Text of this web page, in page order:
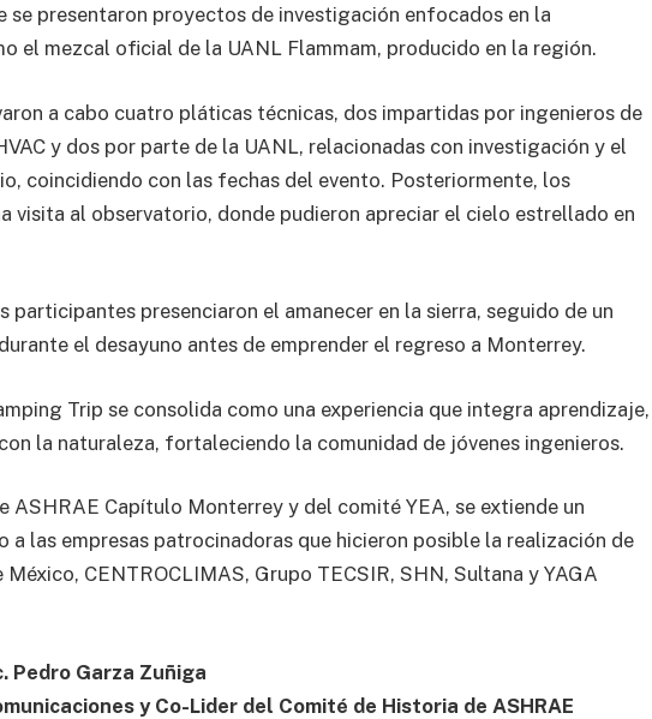
se presentaron proyectos de investigación enfocados en la
el mezcal oficial de la UANL Flammam, producido en la región.
a cabo cuatro pláticas técnicas, dos impartidas por ingenieros de
y dos por parte de la UANL, relacionadas con investigación y el
coincidiendo con las fechas del evento. Posteriormente, los
visita al observatorio, donde pudieron apreciar el cielo estrellado en
participantes presenciaron el amanecer en la sierra, seguido de un
el desayuno antes de emprender el regreso a Monterrey.
Trip se consolida como una experiencia que integra aprendizaje,
la naturaleza, fortaleciendo la comunidad de jóvenes ingenieros.
ASHRAE Capítulo Monterrey y del comité YEA, se extiende un
a las empresas patrocinadoras que hicieron posible la realización de
CENTROCLIMAS, Grupo TECSIR, SHN, Sultana y YAGA
Pedro Garza Zuñiga
y Co-Lider del Comité de Historia de ASHRAE